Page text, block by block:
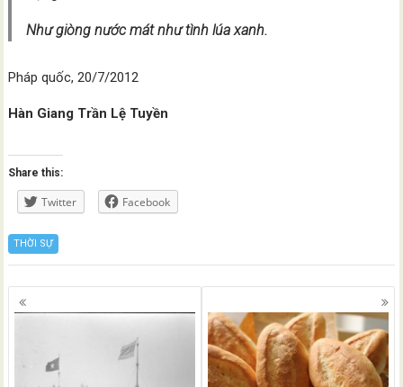
Như giòng nước mát như tình lúa xanh.
Pháp quốc, 20/7/2012
Hàn Giang Trần Lệ Tuyền
Share this:
Twitter Facebook
THỜI SỰ
Posts
navigation